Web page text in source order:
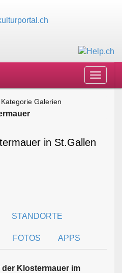
Toggle
Kategorie Galerien
in St.Gallen
STANDORTE
FOTOS APPS
Klostermauer im